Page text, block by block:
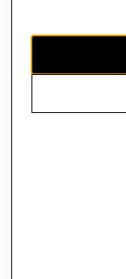
CAMBIAR REGIÓN